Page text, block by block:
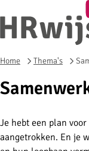
Home Thema's
Je hebt een plan
aangetrokken. En je